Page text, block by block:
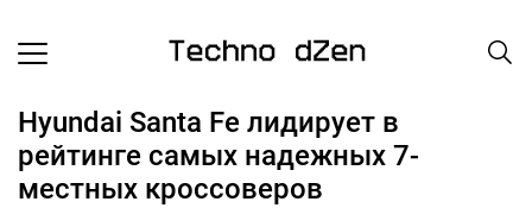
Hyundai Santa Fe лидирует в
рейтинге самых надежных 7-
местных кроссоверов